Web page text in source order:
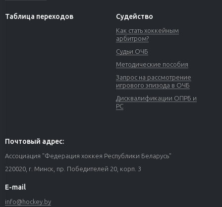
Таблица переходов Судейство
Как стать хоккейным
арбитром?
Судьи ОЧБ
Методические пособия
Запрос на рассмотрение
игрового эпизода в ОЧБ
Дисквалификации ОПРБ и
РС
Почтовый адрес:
Ассоциация "Федерация хоккея Республики Беларусь"
220020, г. Минск, пр. Победителей 20, корп. 3
E-mail
info@hockey.by